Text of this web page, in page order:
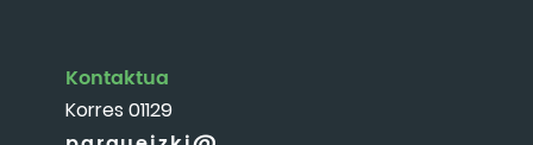
Kontaktua
Korres 01129